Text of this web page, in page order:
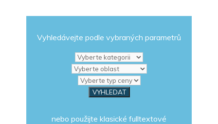
Vyhledávejte podle vybraných parametrů
nebo použijte klasické fulltextové